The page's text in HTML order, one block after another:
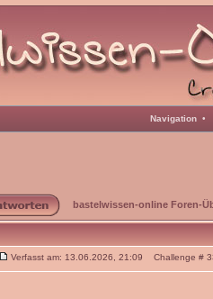
Navigation •
bastelwissen-online Foren-
Verfasst am: 13.06.2026, 21:09 Challenge #